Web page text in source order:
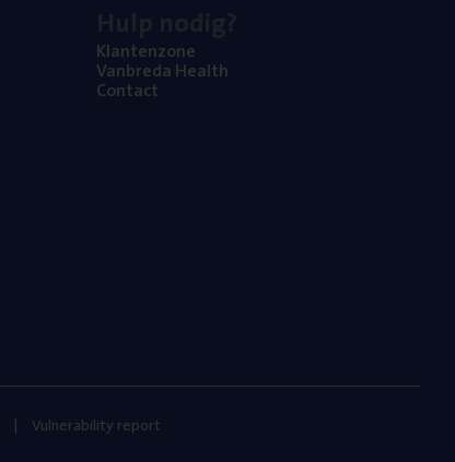
Klan­ten­zo­ne
Van­b­re­da Health
Con­tact
Vulnerability report